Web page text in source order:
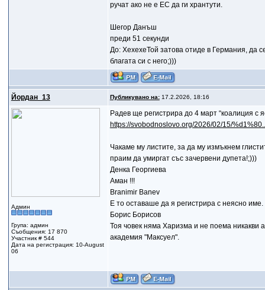
ручат ако не е ЕС да ги хрантути.
Шегор Данъш
преди 51 секунди
До: ХехехеТой затова отиде в Германия, да
благата си с него;)))
Йордан_13 Публикувано на:17.2.2026, 18:16
Админ
Група: админ
Съобщения: 17 870
Участник # 544
Дата на регистрация: 10-August
06
Радев ще регистрира до 4 март “коалиция с
https://svobodnoslovo.org/2026/02/15/
Чакаме му листите, за да му измъкнем
праим да умиргат със зачервени дупета!;)))
Денка Георгиева
Аман !!!
Branimir Banev
Е то оставаше да я регистрира с неясно име.
Борис Борисов
Тоя човек няма Харизма и не поема никакви
академия "Максуел".